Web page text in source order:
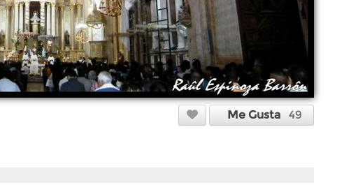
Me Gusta 49